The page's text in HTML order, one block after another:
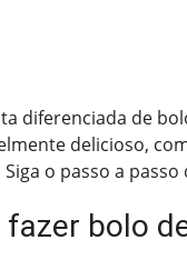
diferenciada de
delicioso,
o passo a
fazer bolo